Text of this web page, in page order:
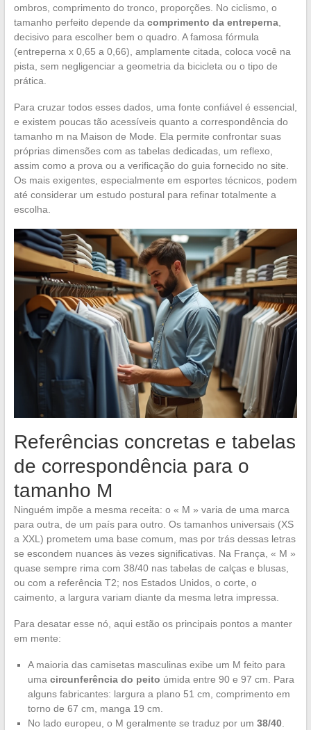
ombros, comprimento do tronco, proporções. No ciclismo, o
tamanho perfeito depende da comprimento da entreperna,
decisivo para escolher bem o quadro. A famosa fórmula
(entreperna x 0,65 a 0,66), amplamente citada, coloca você na
pista, sem negligenciar a geometria da bicicleta ou o tipo de
prática.
Para cruzar todos esses dados, uma fonte confiável é essencial,
e existem poucas tão acessíveis quanto a correspondência do
tamanho m na Maison de Mode. Ela permite confrontar suas
próprias dimensões com as tabelas dedicadas, um reflexo,
assim como a prova ou a verificação do guia fornecido no site.
Os mais exigentes, especialmente em esportes técnicos, podem
até considerar um estudo postural para refinar totalmente a
escolha.
Referências concretas e tabelas
de correspondência para o
tamanho M
Ninguém impõe a mesma receita: o « M » varia de uma marca
para outra, de um país para outro. Os tamanhos universais (XS
a XXL) prometem uma base comum, mas por trás dessas letras
se escondem nuances às vezes significativas. Na França, « M »
quase sempre rima com 38/40 nas tabelas de calças e blusas,
ou com a referência T2; nos Estados Unidos, o corte, o
caimento, a largura variam diante da mesma letra impressa.
Para desatar esse nó, aqui estão os principais pontos a manter
em mente:
A maioria das camisetas masculinas exibe um M feito para
uma circunferência do peito úmida entre 90 e 97 cm. Para
alguns fabricantes: largura a plano 51 cm, comprimento em
torno de 67 cm, manga 19 cm.
No lado europeu, o M geralmente se traduz por um 38/40.